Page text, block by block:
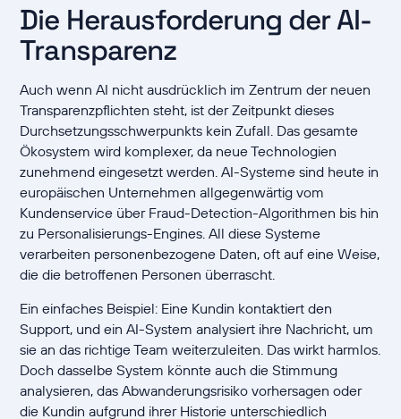
Die Herausforderung der AI-
Transparenz
Auch wenn AI nicht ausdrücklich im Zentrum der neuen
Transparenzpflichten steht, ist der Zeitpunkt dieses
Durchsetzungsschwerpunkts kein Zufall. Das gesamte
Ökosystem wird komplexer, da neue Technologien
zunehmend eingesetzt werden. AI-Systeme sind heute in
europäischen Unternehmen allgegenwärtig vom
Kundenservice über Fraud-Detection-Algorithmen bis hin
zu Personalisierungs-Engines. All diese Systeme
verarbeiten personenbezogene Daten, oft auf eine Weise,
die die betroffenen Personen überrascht.
Ein einfaches Beispiel: Eine Kundin kontaktiert den
Support, und ein AI-System analysiert ihre Nachricht, um
sie an das richtige Team weiterzuleiten. Das wirkt harmlos.
Doch dasselbe System könnte auch die Stimmung
analysieren, das Abwanderungsrisiko vorhersagen oder
die Kundin aufgrund ihrer Historie unterschiedlich